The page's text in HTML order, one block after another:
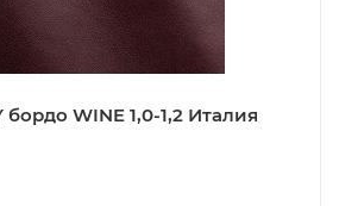
WINE 1,0-1,2 Италия